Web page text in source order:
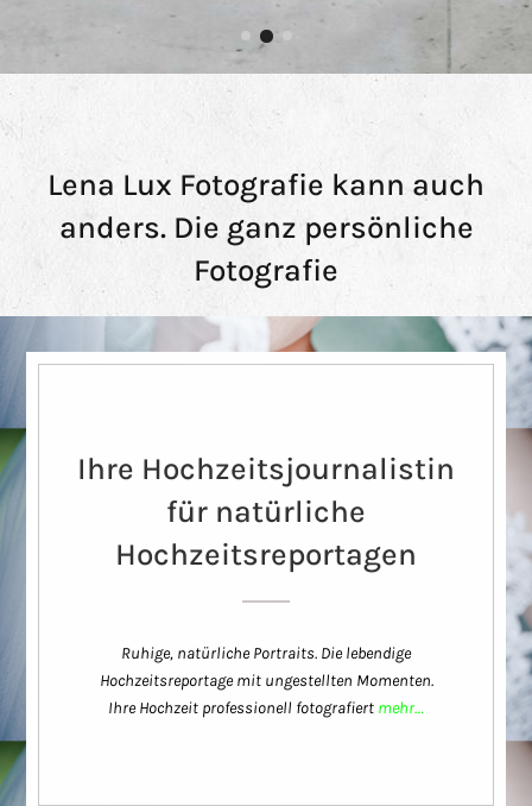
Lena Lux Fotografie kann auch
anders. Die ganz persönliche
Fotografie
Ihre Hochzeitsjournalistin
für natürliche
Hochzeitsreportagen
Ruhige, natürliche Portraits. Die lebendige
Hochzeitsreportage mit ungestellten Momenten.
Ihre Hochzeit professionell fotografiert mehr…